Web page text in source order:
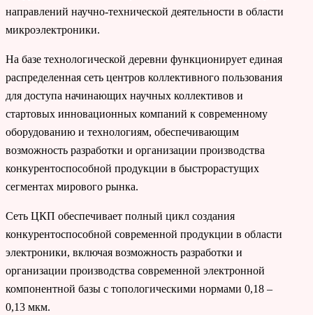
направлений научно-технической деятельности в области
микроэлектроники.
На базе технологической деревни функционирует единая
распределенная сеть центров коллективного пользования
для доступа начинающих научных коллективов и
стартовых инновационных компаний к современному
оборудованию и технологиям, обеспечивающим
возможность разработки и организации производства
конкурентоспособной продукции в быстрорастущих
сегментах мирового рынка.
Сеть ЦКП обеспечивает полный цикл создания
конкурентоспособной современной продукции в области
электроники, включая возможность разработки и
организации производства современной электронной
компонентной базы с топологическими нормами 0,18 –
0,13 мкм.